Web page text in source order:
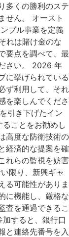
多くの勝利のステ
せん。 オースト
ブル事業を定義
れは賭け金のな
要点を調べて、最
さい。 2026 年
に挙げられている
ず利用して、それ
を楽しんでくださ
引き下げたイン
ことをお勧めし
高度な防衛技術の
経済的な提案を確
れらの監視を妨害
限り、新興ギャ
る可能性がありま
に機能し、厳格な
査を通過できるこ
すると、銀行口
と連絡先番号を入